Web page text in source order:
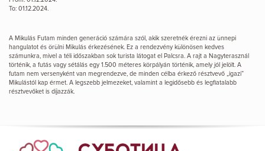
To: 01.12.2024.
A Mikulás Futam minden generáció számára szól, akik szeretnék érezni az ünnepi
hangulatot és örülni Mikulás érkezésének. Ez a rendezvény különösen kedves
számunkra, mivel a téli időszakban sok turista látogat el Palcsra. A rajt a Nagyterasznál
történik, a futás vagy sétálás egy 1.500 méteres körpályán történik, amely jól jelölt. A
futam nem versenyként van megrendezve, de minden célba érkező résztvevő „igazi”
Mikulástól kap érmet. A legszebb jelmezeket, valamint a legidősebb és legfiatalabb
résztvevőket is díjazzák.